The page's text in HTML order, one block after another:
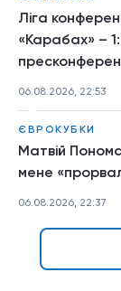
Ліга
«Карабах» –
06.08.2026, 22:53
ЄВРОКУБКИ
Матвій
мене
06.08.2026, 22:37